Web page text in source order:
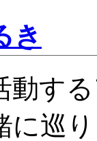
き
動す
に巡